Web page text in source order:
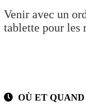
Venir avec un
tablette pour les
OÙ ET QUAND